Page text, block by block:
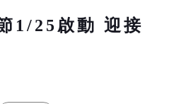
1/25啟動 迎接